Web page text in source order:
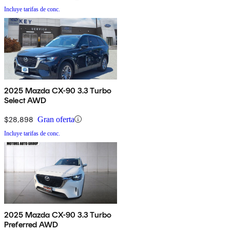
Incluye tarifas de conc.
2025 Mazda CX-90 3.3 Turbo
Select AWD
$28,898 Gran oferta
Incluye tarifas de conc.
2025 Mazda CX-90 3.3 Turbo
Preferred AWD